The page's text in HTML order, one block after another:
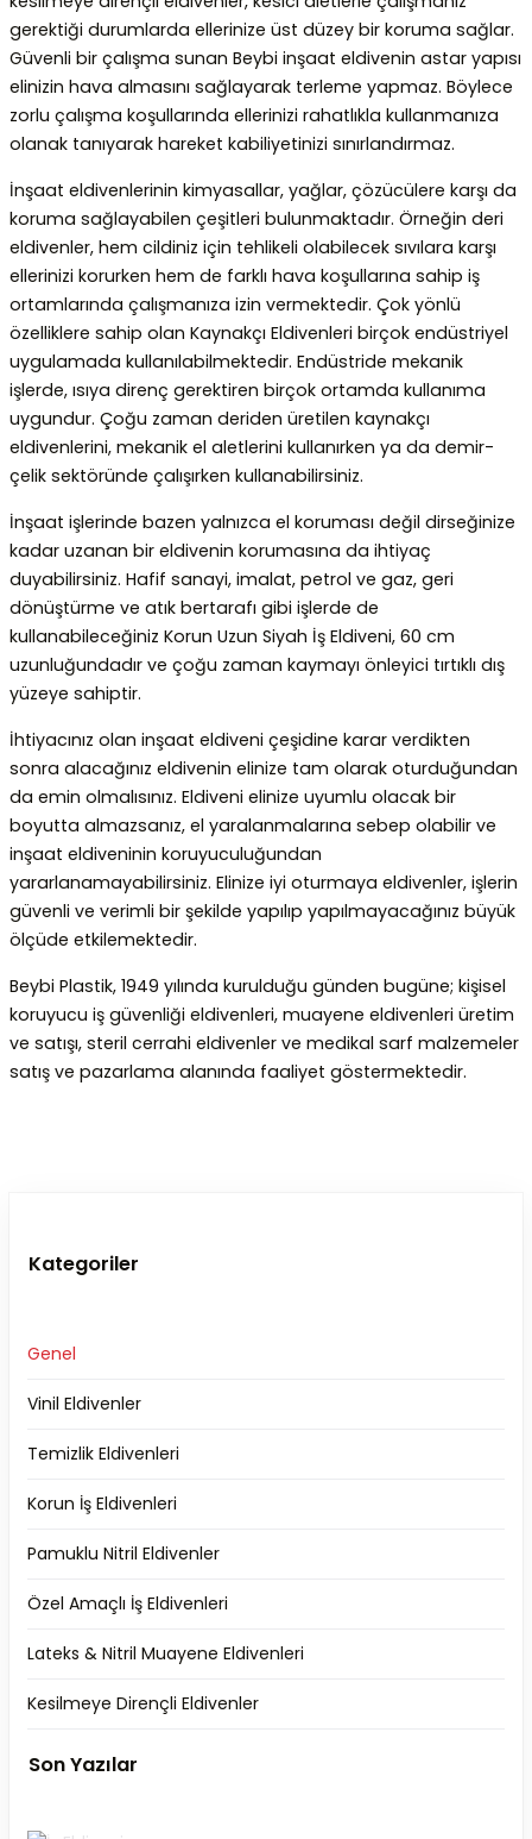
gerektiği durumlarda ellerinize üst düzey bir koruma sağlar.
Güvenli bir çalışma sunan Beybi inşaat eldivenin astar yapısı
elinizin hava almasını sağlayarak terleme yapmaz. Böylece
zorlu çalışma koşullarında ellerinizi rahatlıkla kullanmanıza
olanak tanıyarak hareket kabiliyetinizi sınırlandırmaz.
İnşaat eldivenlerinin kimyasallar, yağlar, çözücülere karşı da
koruma sağlayabilen çeşitleri bulunmaktadır. Örneğin deri
eldivenler, hem cildiniz için tehlikeli olabilecek sıvılara karşı
ellerinizi korurken hem de farklı hava koşullarına sahip iş
ortamlarında çalışmanıza izin vermektedir. Çok yönlü
özelliklere sahip olan Kaynakçı Eldivenleri birçok endüstriyel
uygulamada kullanılabilmektedir. Endüstride mekanik
işlerde, ısıya direnç gerektiren birçok ortamda kullanıma
uygundur. Çoğu zaman deriden üretilen kaynakçı
eldivenlerini, mekanik el aletlerini kullanırken ya da demir-
çelik sektöründe çalışırken kullanabilirsiniz.
İnşaat işlerinde bazen yalnızca el koruması değil dirseğinize
kadar uzanan bir eldivenin korumasına da ihtiyaç
duyabilirsiniz. Hafif sanayi, imalat, petrol ve gaz, geri
dönüştürme ve atık bertarafı gibi işlerde de
kullanabileceğiniz Korun Uzun Siyah İş Eldiveni, 60 cm
uzunluğundadır ve çoğu zaman kaymayı önleyici tırtıklı dış
yüzeye sahiptir.
İhtiyacınız olan inşaat eldiveni çeşidine karar verdikten
sonra alacağınız eldivenin elinize tam olarak oturduğundan
da emin olmalısınız. Eldiveni elinize uyumlu olacak bir
boyutta almazsanız, el yaralanmalarına sebep olabilir ve
inşaat eldiveninin koruyuculuğundan
yararlanamayabilirsiniz. Elinize iyi oturmaya eldivenler, işlerin
güvenli ve verimli bir şekilde yapılıp yapılmayacağınız büyük
ölçüde etkilemektedir.
Beybi Plastik, 1949 yılında kurulduğu günden bugüne; kişisel
koruyucu iş güvenliği eldivenleri, muayene eldivenleri üretim
ve satışı, steril cerrahi eldivenler ve medikal sarf malzemeler
satış ve pazarlama alanında faaliyet göstermektedir.
Kategoriler
Genel
Vinil Eldivenler
Temizlik Eldivenleri
Korun İş Eldivenleri
Pamuklu Nitril Eldivenler
Özel Amaçlı İş Eldivenleri
Lateks & Nitril Muayene Eldivenleri
Kesilmeye Dirençli Eldivenler
Son Yazılar